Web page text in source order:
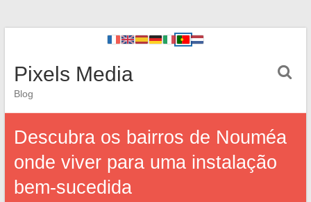
Pixels Media
Blog
Descubra os bairros de Nouméa
onde viver para uma instalação
bem-sucedida